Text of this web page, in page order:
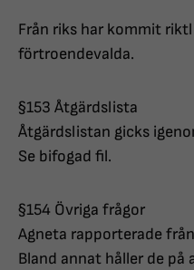
Från riks har kommit
förtroendevalda.
§153 Åtgärdslista
Åtgärdslistan gicks
Se bifogad fil.
§154 Övriga frågor
Agneta rapporterade
Bland annat håller de